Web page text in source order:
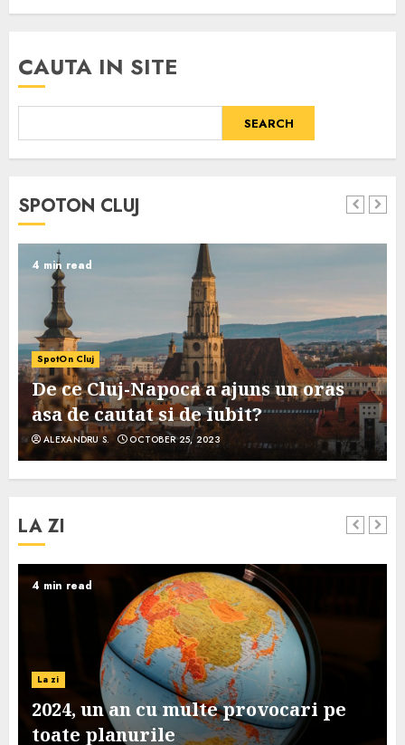
CAUTA IN SITE
SEARCH
SPOTON CLUJ
4 min read
SpotOn Cluj
De ce Cluj-Napoca a ajuns un oras
asa de cautat si de iubit?
ALEXANDRU S. OCTOBER 25, 2023
LA ZI
4 min read
La zi
2024, un an cu multe provocari pe
toate planurile